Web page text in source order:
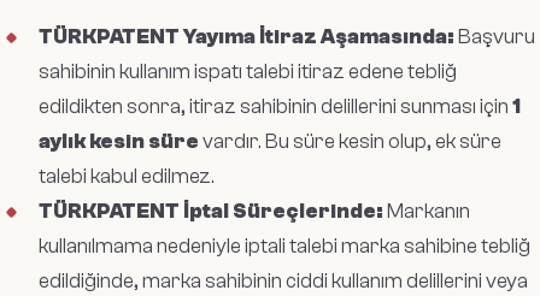
TÜRKPATENT Yayıma İtiraz Aşamasında: Başvuru
sahibinin kullanım ispatı talebi itiraz edene tebliğ
edildikten sonra, itiraz sahibinin delillerini sunması için 1
aylık kesin süre vardır. Bu süre kesin olup, ek süre
talebi kabul edilmez.
TÜRKPATENT İptal Süreçlerinde: Markanın
kullanılmama nedeniyle iptali talebi marka sahibine tebliğ
edildiğinde, marka sahibinin ciddi kullanım delillerini veya